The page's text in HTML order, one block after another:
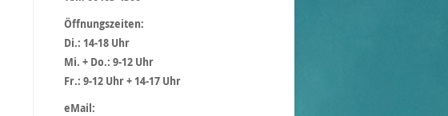
Öffnungszeiten:
Di.: 14-18 Uhr
Mi. + Do.: 9-12 Uhr
Fr.: 9-12 Uhr + 14-17 Uhr
eMail: